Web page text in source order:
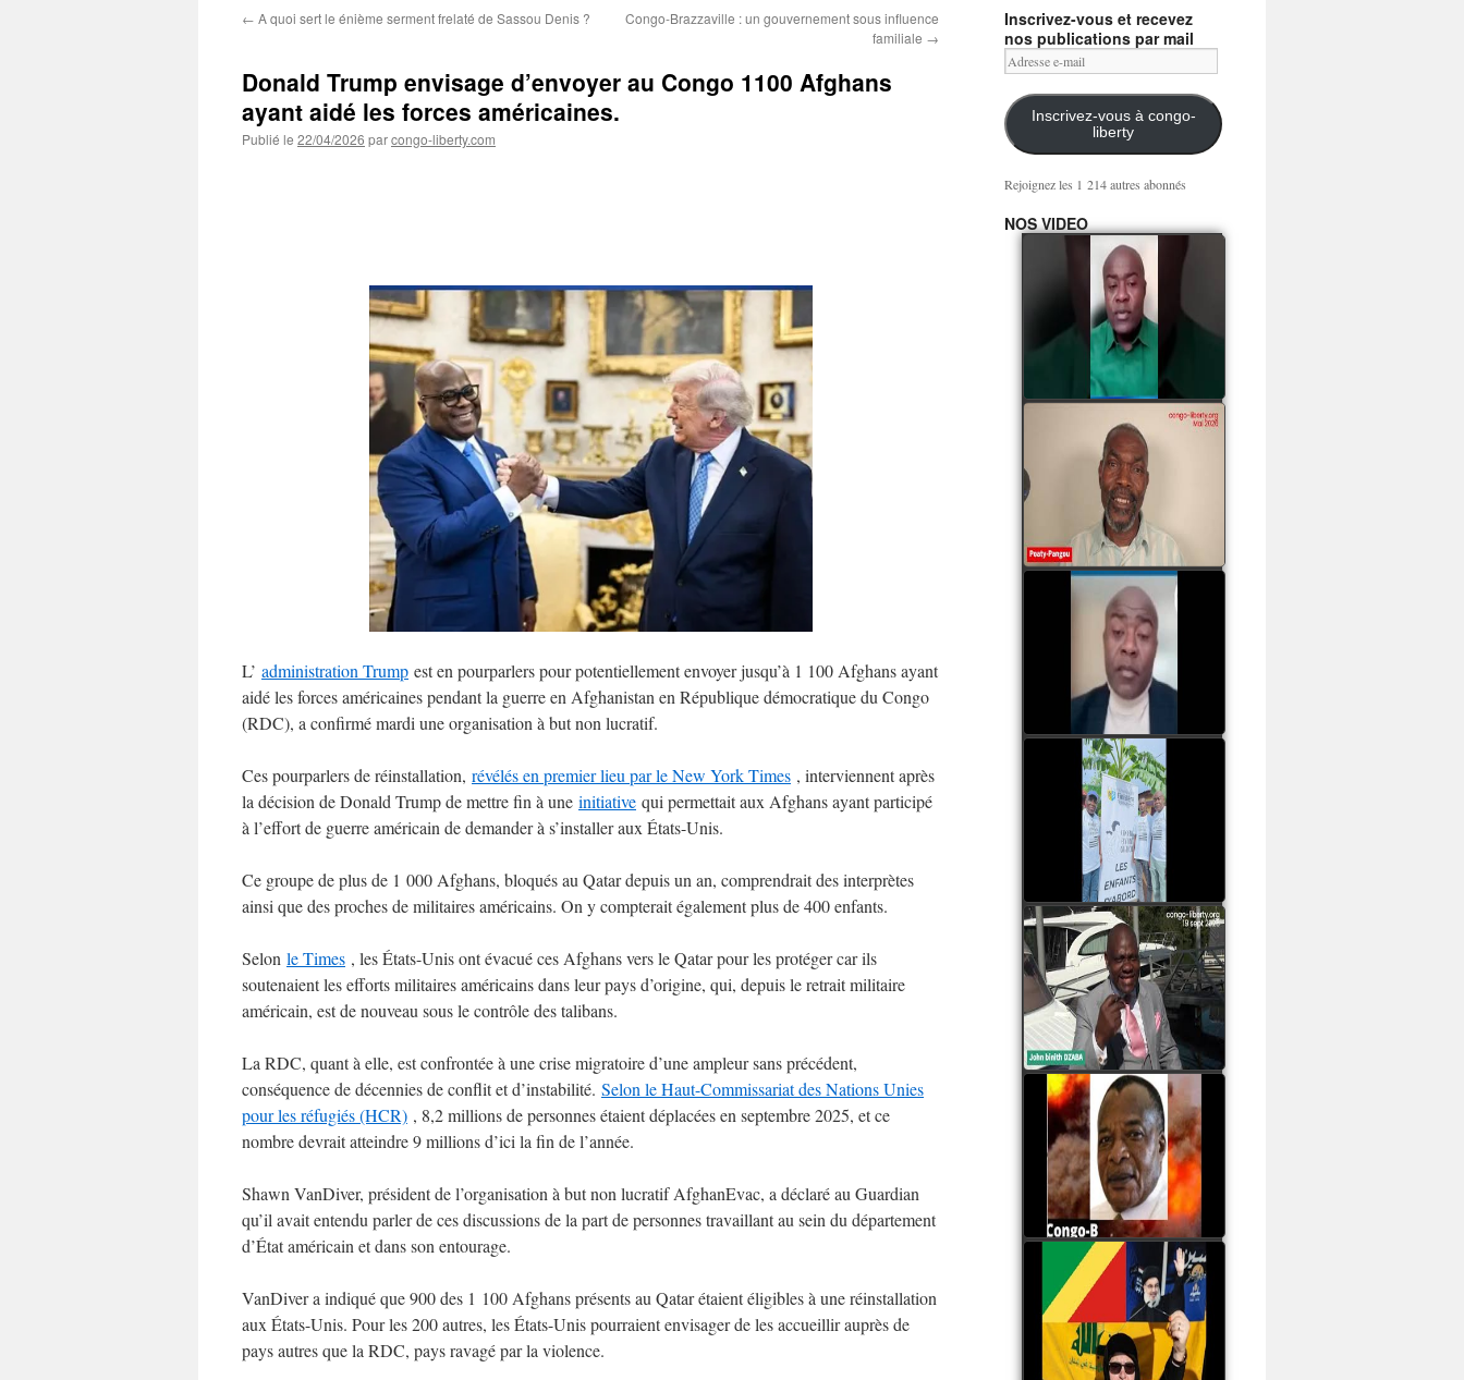
← A quoi sert le énième serment frelaté de Sassou Denis ?
Congo-Brazzaville : un gouvernement sous influence
familiale →
Donald Trump envisage d’envoyer au Congo 1100 Afghans
ayant aidé les forces américaines.
Publié le 22/04/2026 parcongo-liberty.com
L’ administration Trump est en pourparlers pour potentiellement envoyer jusqu’à 1 100 Afghans ayant
aidé les forces américaines pendant la guerre en Afghanistan en République démocratique du Congo
(RDC), a confirmé mardi une organisation à but non lucratif.
Ces pourparlers de réinstallation, révélés en premier lieu par le New York Times , interviennent après
la décision de Donald Trump de mettre fin à une initiative qui permettait aux Afghans ayant participé
à l’effort de guerre américain de demander à s’installer aux États-Unis.
Ce groupe de plus de 1 000 Afghans, bloqués au Qatar depuis un an, comprendrait des interprètes
ainsi que des proches de militaires américains. On y compterait également plus de 400 enfants.
Selon le Times , les États-Unis ont évacué ces Afghans vers le Qatar pour les protéger car ils
soutenaient les efforts militaires américains dans leur pays d’origine, qui, depuis le retrait militaire
américain, est de nouveau sous le contrôle des talibans.
La RDC, quant à elle, est confrontée à une crise migratoire d’une ampleur sans précédent,
conséquence de décennies de conflit et d’instabilité. Selon le Haut-Commissariat des Nations Unies
pour les réfugiés (HCR) , 8,2 millions de personnes étaient déplacées en septembre 2025, et ce
nombre devrait atteindre 9 millions d’ici la fin de l’année.
Shawn VanDiver, président de l’organisation à but non lucratif AfghanEvac, a déclaré au Guardian
qu’il avait entendu parler de ces discussions de la part de personnes travaillant au sein du département
d’État américain et dans son entourage.
VanDiver a indiqué que 900 des 1 100 Afghans présents au Qatar étaient éligibles à une réinstallation
aux États-Unis. Pour les 200 autres, les États-Unis pourraient envisager de les accueillir auprès de
pays autres que la RDC, pays ravagé par la violence.
Inscrivez-vous et recevez
nos publications par mail
Adresse
e-
mail
Inscrivez-vous à congo-
liberty
Rejoignez les 1 214 autres abonnés
NOS VIDEO
Mingwa BIANGO : Ni
les mercenaires russes,
ni la garde présidentielle
ne mourront pour
Sassou Denis
watch video
POATY PANGOU
parle de la coquille vide
Collinet Makosso, des
assassinats des jeunes
par Serge OBOA
watch video
Sassou Nguesso est
revenu au pouvoir par
les armes, il ne quittera
le pouvoir que par la
force
watch video
watch video
John Binith Dzaba
s'exprime sur le voyage
de Rodrigue Malanda
Samba à Paris
watch video
Poaty Pangou La
Conférence des ethnies
est la seule solution pour
éviter la scission du
Congo B
watch video
Les liaisons dangereuses
du clan Sassou Nguesso
avec le Hezbollah
watch video